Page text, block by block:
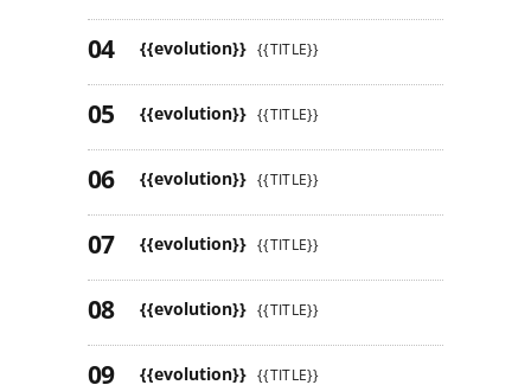
{{evolution}} {{TITLE}}
{{evolution}} {{TITLE}}
{{evolution}} {{TITLE}}
{{evolution}} {{TITLE}}
{{evolution}} {{TITLE}}
{{evolution}} {{TITLE}}